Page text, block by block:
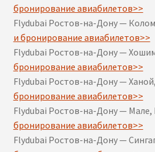
бронирование авиабилетов>>
Flydubai Ростов-на-Дону —
и бронирование авиабилетов>>
Flydubai Ростов-на-Дону —
бронирование авиабилетов>>
Flydubai Ростов-на-Дону —
бронирование авиабилетов>>
Flydubai Ростов-на-Дону —
бронирование авиабилетов>>
Flydubai Ростов-на-Дону —